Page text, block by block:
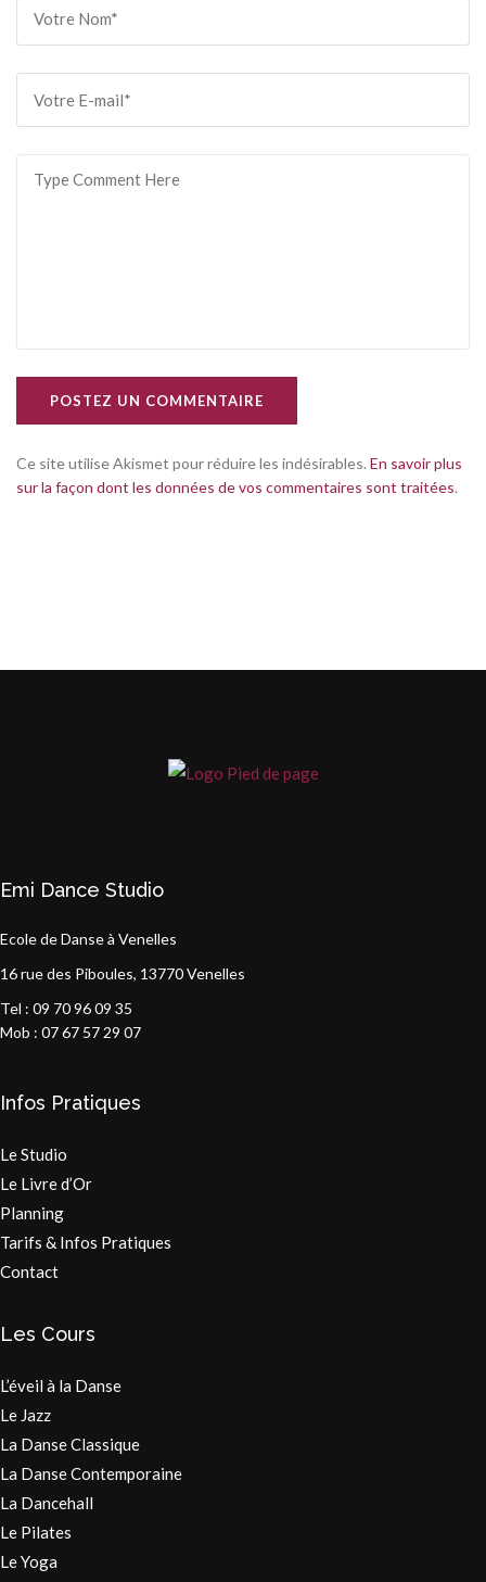
POSTEZ UN COMMENTAIRE
Ce site utilise Akismet pour réduire les indésirables. En savoir plus
sur la façon dont les données de vos commentaires sont traitées.
Emi Dance Studio
Ecole de Danse à Venelles
16 rue des Piboules, 13770 Venelles
Tel : 09 70 96 09 35
Mob : 07 67 57 29 07
Infos Pratiques
Le Studio
Le Livre d’Or
Planning
Tarifs & Infos Pratiques
Contact
Les Cours
L’éveil à la Danse
Le Jazz
La Danse Classique
La Danse Contemporaine
La Dancehall
Le Pilates
Le Yoga